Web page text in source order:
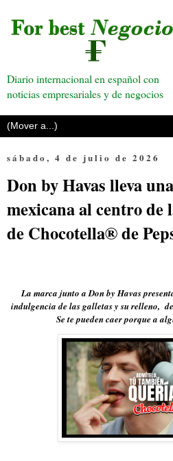
Diario internacional en español con
noticias empresariales y de negocios
sábado, 4 de julio de 2026
Don by Havas lleva
mexicana al centro de
de Chocotella® de
La marca junto a Don by Havas
indulgencia de las galletas y su relleno,
Se te pueden caer porque a